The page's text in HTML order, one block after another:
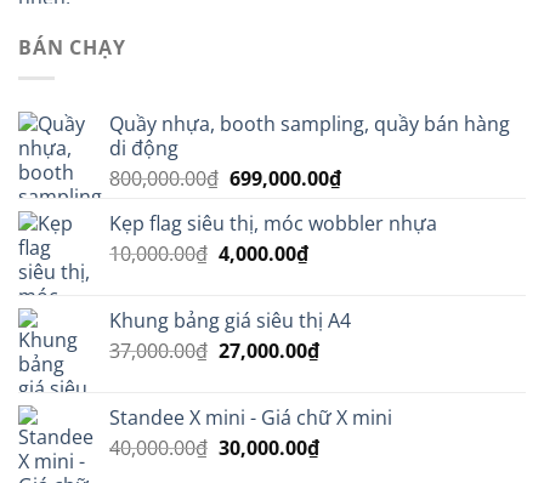
BÁN CHẠY
Quầy nhựa, booth sampling, quầy bán hàng
di động
800,000.00₫ Giá
là:
800,000.00₫.
699,000.00₫Giá
tại
Kẹp flag siêu thị, móc wobbler nhựa
10,000.00₫ Giá
10,000.00₫.
4,000.00₫Giá
là:
4,000.00₫.
Khung bảng giá siêu thị A4
37,000.00₫ Giá
37,000.00₫.
27,000.00₫Giá
là:
27,000.00₫.
Standee X mini - Giá chữ X mini
40,000.00₫ Giá
30,000.00₫Giá